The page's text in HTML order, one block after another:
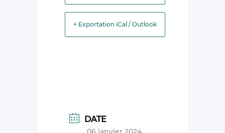
+ Exportation iCal / Outlook
DATE